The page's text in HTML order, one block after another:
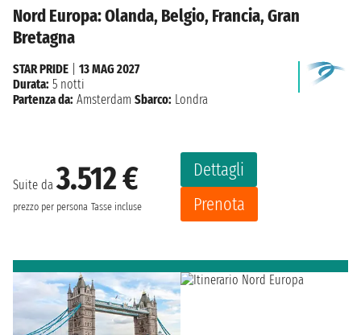
Nord Europa: Olanda, Belgio, Francia, Gran
Bretagna
Suite da3.512 €
prezzo per persona Tasse incluse
Dettagli
Prenota
STAR PRIDE
13 MAG 2027
Durata: 5 notti
Partenza da: Amsterdam Sbarco: Londra